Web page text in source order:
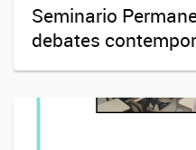
Seminario
debates